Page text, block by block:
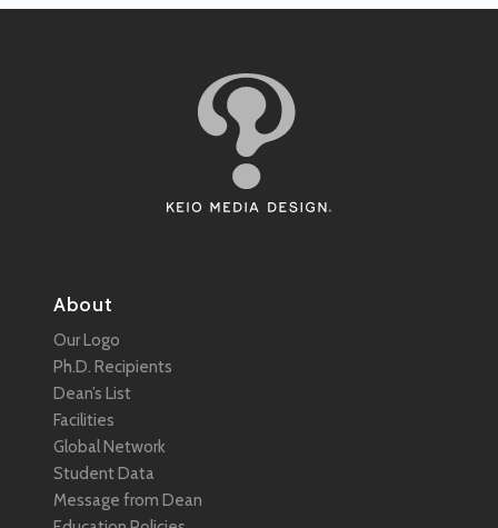
About
Our Logo
Ph.D. Recipients
Dean’s List
Facilities
Global Network
Student Data
Message from Dean